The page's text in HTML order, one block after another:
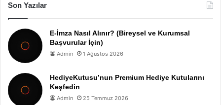
Son Yazılar
E-İmza Nasıl Alınır? (Bireysel ve Kurumsal
Başvurular İçin)
Admin 1 Ağustos 2026
HediyeKutusu’nun Premium Hediye Kutularını
Keşfedin
Admin 25 Temmuz 2026